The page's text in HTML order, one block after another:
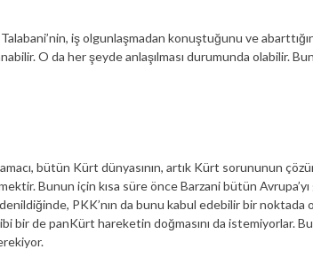
iş olgunlaşmadan konuştuğunu ve
O da her şeyde anlaşılması durumunda olabilir.
bütün Kürt dünyasının, artık Kürt sorununun
Bunun için kısa süre önce Barzani bütün Avrupa’yı
PKK’nın da bunu kabul edebilir bir noktada
bir de panKürt hareketin doğmasını da istemiyorlar.